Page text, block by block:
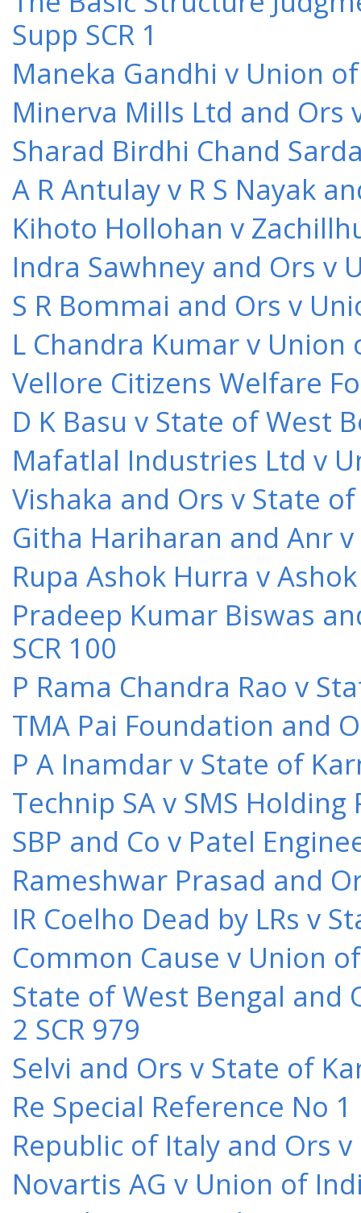
Supp SCR 1
Maneka Gandhi v Union
Minerva Mills Ltd and Ors
Sharad Birdhi Chand
A R Antulay v R S Nayak
Kihoto Hollohan v
Indra Sawhney and Ors v
S R Bommai and Ors v
L Chandra Kumar v Union
Vellore Citizens Welfare
D K Basu v State of West
Mafatlal Industries Ltd v
Vishaka and Ors v State
Githa Hariharan and Anr
Rupa Ashok Hurra v
Pradeep Kumar Biswas
SCR 100
P Rama Chandra Rao v
TMA Pai Foundation and
P A Inamdar v State of
Technip SA v SMS
SBP and Co v Patel
Rameshwar Prasad and
IR Coelho Dead by LRs v
Common Cause v Union
State of West Bengal
2 SCR 979
Selvi and Ors v State of
Re Special Reference No
Republic of Italy and Ors
Novartis AG v Union of